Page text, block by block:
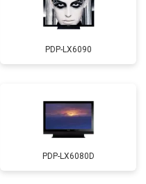
PDP-LX6090
PDP-LX6080D